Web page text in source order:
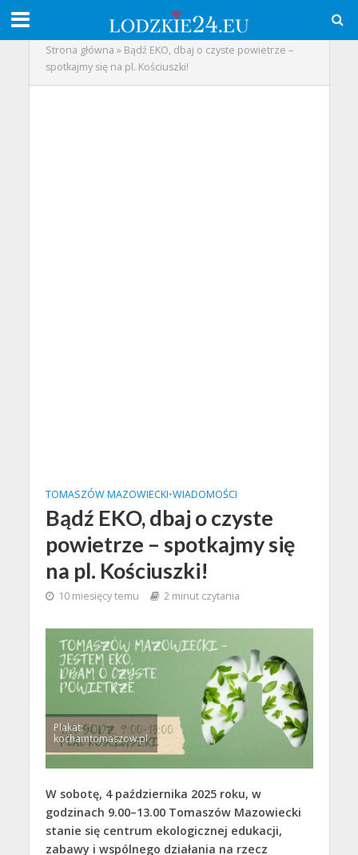
Strona główna » Bądź EKO, dbaj o czyste powietrze –
spotkajmy się na pl. Kościuszki!
TOMASZÓW MAZOWIECKI•WIADOMOŚCI
Bądź EKO, dbaj o czyste
powietrze – spotkajmy się
na pl. Kościuszki!
10 miesięcy temu 2 minut czytania
Plakat:
kochamtomaszow.pl
W sobotę, 4 października 2025 roku, w
godzinach 9.00–13.00 Tomaszów Mazowiecki
stanie się centrum ekologicznej edukacji,
zabawy i wspólnego działania na rzecz